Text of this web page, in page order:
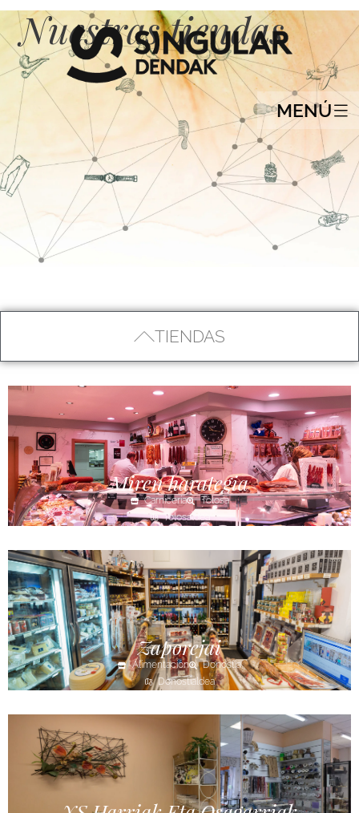
MENÚ
Nuestras tiendas
TIENDAS
Miren harategia
Carnicería
Tolosa
Tolosaldea
Zaporejai
Alimentación
Donostia
Donostialdea